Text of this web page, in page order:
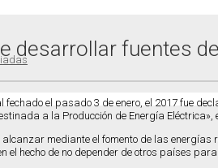
desarrollar fuentes
el pasado 3 de enero, el 2017 fue
a la Producción de Energía
alcanzar mediante el fomento de las
el hecho de no depender de otros países